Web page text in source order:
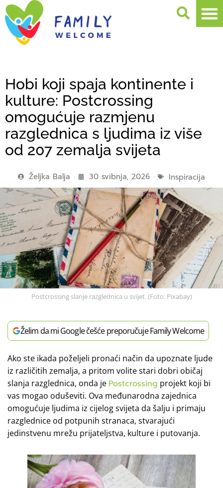
Hobi koji spaja kontinente i
kulture: Postcrossing
omogućuje razmjenu
razglednica s ljudima iz više
od 207 zemalja svijeta
Željka Balja 30 svibnja, 2026 Inspiracija
Postcrossing slanje razglednica u svijet. (Foto: Pixabay)
Želim da mi Google češće preporučuje Family Welcome
Ako ste ikada poželjeli pronaći način da upoznate ljude
iz različitih zemalja, a pritom volite stari dobri običaj
slanja razglednica, onda je Postcrossing projekt koji bi
vas mogao oduševiti. Ova međunarodna zajednica
omogućuje ljudima iz cijelog svijeta da šalju i primaju
razglednice od potpunih stranaca, stvarajući
jedinstvenu mrežu prijateljstva, kulture i putovanja.